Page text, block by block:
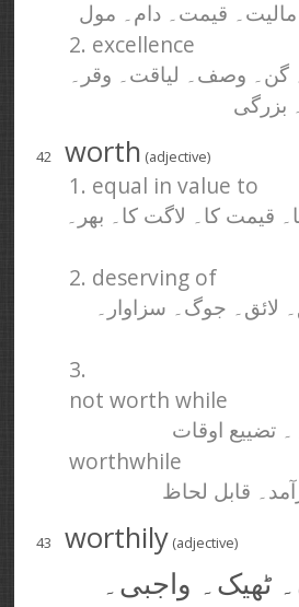
قیمت۔ دام۔ مول
2. excellence
گن۔ وصف۔ لیاقت۔ وقر۔
بزرگی
42 worth (adjective)
1. equal in value to
قیمت کا۔ لاگت کا۔ بھر۔
2. deserving of
لائق۔ جوگ۔ سزاوار۔
3.
not worth while
تضییع اوقات
worthwhile
قابل لحاظ
43 worthily (adjective)
واجبی۔